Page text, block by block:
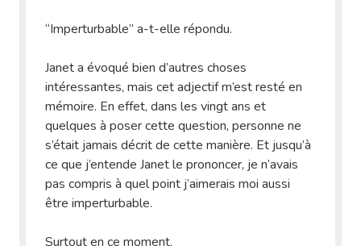
“Imperturbable” a-t-elle répondu.
Janet a évoqué bien d’autres choses
intéressantes, mais cet adjectif m’est resté en
mémoire. En effet, dans les vingt ans et
quelques à poser cette question, personne ne
s’était jamais décrit de cette manière. Et jusqu’à
ce que j’entende Janet le prononcer, je n’avais
pas compris à quel point j’aimerais moi aussi
être imperturbable.
Surtout en ce moment.